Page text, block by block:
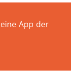
App der